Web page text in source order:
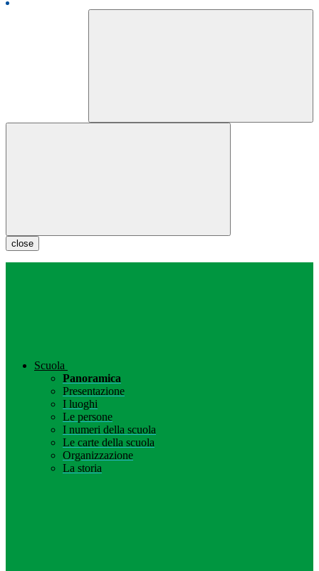
close
Scuola
Panoramica
Presentazione
I luoghi
Le persone
I numeri della scuola
Le carte della scuola
Organizzazione
La storia